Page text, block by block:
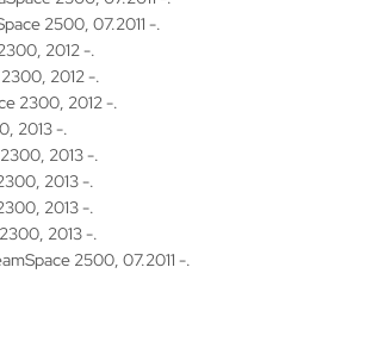
2500, 07.2011 -.
2012 -.
2012 -.
2300, 2012 -.
2013 -.
2013 -.
2013 -.
2013 -.
2013 -.
2500, 07.2011 -.